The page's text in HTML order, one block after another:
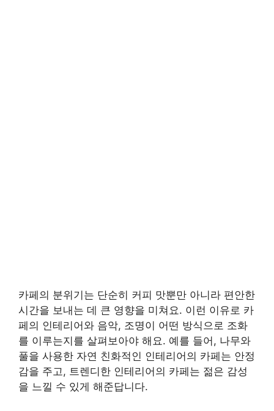
카페의 분위기는 단순히 커피 맛뿐만 아니라 편안한
시간을 보내는 데 큰 영향을 미쳐요. 이런 이유로 카
페의 인테리어와 음악, 조명이 어떤 방식으로 조화
를 이루는지를 살펴보아야 해요. 예를 들어, 나무와
풀을 사용한 자연 친화적인 인테리어의 카페는 안정
감을 주고, 트렌디한 인테리어의 카페는 젊은 감성
을 느낄 수 있게 해준답니다.